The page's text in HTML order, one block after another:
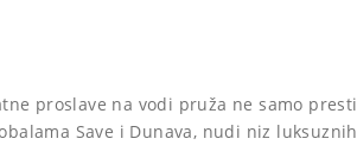
proslave na vodi pruža ne samo
Save i Dunava, nudi niz